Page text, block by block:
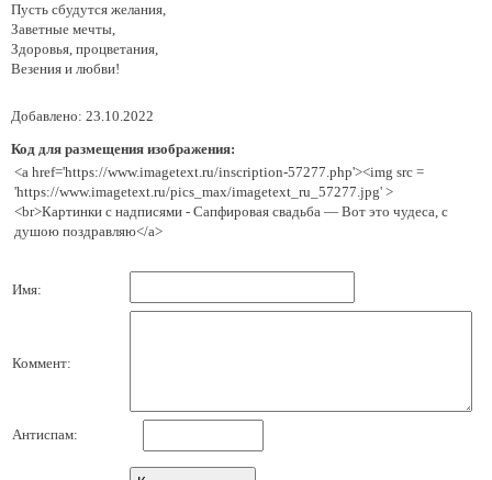
Пусть сбудутся желания,
Заветные мечты,
Здоровья, процветания,
Везения и любви!
Добавлено: 23.10.2022
Код для размещения изображения:
<a href='https://www.imagetext.ru/inscription-57277.php'><img src =
'https://www.imagetext.ru/pics_max/imagetext_ru_57277.jpg' >
<br>Картинки с надписями - Сапфировая свадьба — Вот это чудеса, с
душою поздравляю</a>
Имя:
Коммент:
Антиспам: